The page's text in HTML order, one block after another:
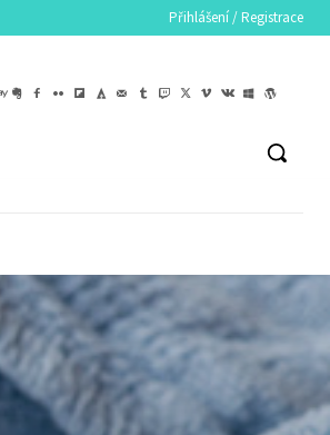
Přihlášení / Registrace